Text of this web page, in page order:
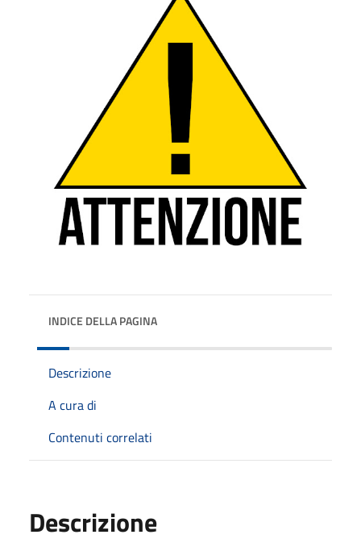
INDICE DELLA PAGINA
Descrizione
A cura di
Contenuti correlati
Descrizione